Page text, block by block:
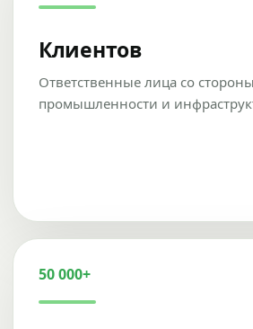
Клиентов
Ответственные лица со
промышленности и
50 000+